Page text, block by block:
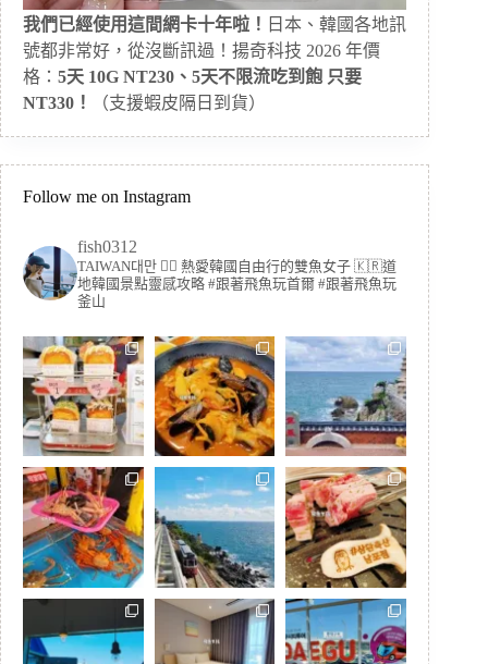
我們已經使用這間網卡十年啦！ 日本、韓國各地訊
號都非常好，從沒斷訊過！揚奇科技 2026 年價
格： 5天 10G NT230、5天不限流吃到飽 只要
NT330！
（支援蝦皮隔日到貨）
Follow me on Instagram
fish0312
TAIWAN대만 🏳️‍🌈 熱愛韓國自由行的雙魚女子 🇰🇷道
地韓國景點靈感攻略 #跟著飛魚玩首爾 #跟著飛魚玩
釜山